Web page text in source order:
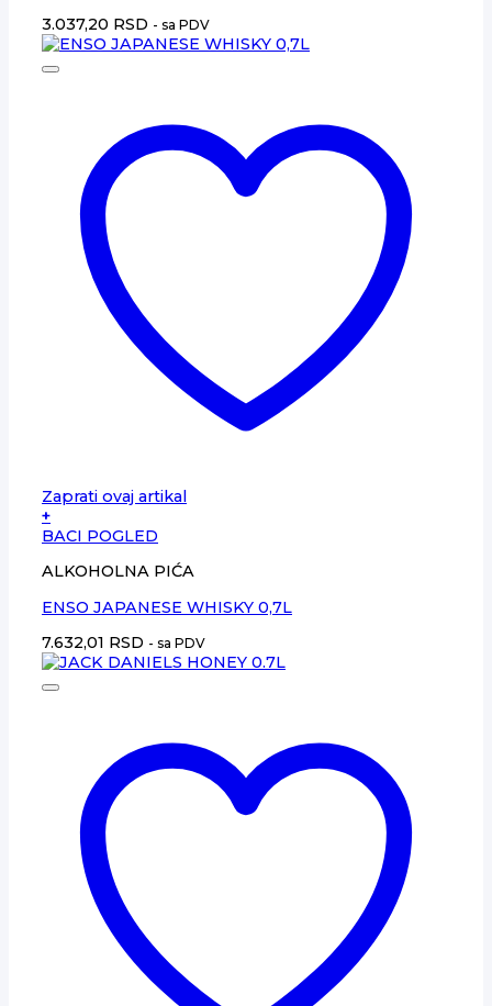
3.037,20 RSD - sa PDV
Zaprati ovaj artikal
+
BACI POGLED
ALKOHOLNA PIĆA
ENSO JAPANESE WHISKY 0,7L
7.632,01 RSD - sa PDV